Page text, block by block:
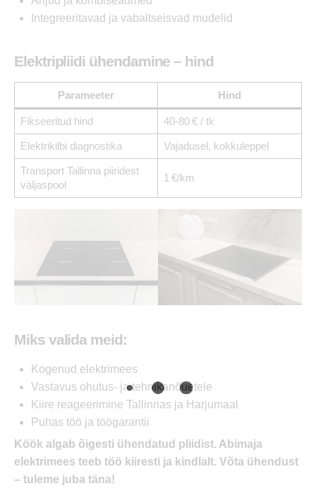
Integreeritavad ja vabaltseisvad mudelid
Elektripliidi ühendamine – hind
Parameeter Hind
Fikseeritud hind 40-80 € / tk
Elektrikilbi diagnostika Vajadusel, kokkuleppel
Transport Tallinna piiridest
väljaspool
1 €/km
Miks valida meid:
Kogenud elektrimees
Vastavus ohutus- ja tehnikanõuetele
Kiire reageerimine Tallinnas ja Harjumaal
Puhas töö ja töögarantii
Köök algab õigesti ühendatud pliidist. Abimaja
elektrimees teeb töö kiiresti ja kindlalt. Võta ühendust
– tuleme juba täna!